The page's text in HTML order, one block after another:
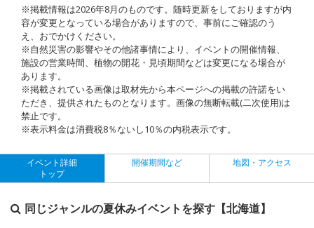
※掲載情報は2026年8月のものです。随時更新をしておりますが内
容が変更となっている場合がありますので、事前にご確認のう
え、おでかけください。
※自然災害の影響やその他諸事情により、イベントの開催情報、
施設の営業時間、植物の開花・見頃期間などは変更になる場合が
あります。
※掲載されている画像は取材先から本ページへの掲載の許諾をい
ただき、提供されたものとなります。画像の無断転載(二次使用)は
禁止です。
※表示料金は消費税8％ないし10％の内税表示です。
イベント詳細
トップ
開催期間など 地図・アクセス
同じジャンルの夏休みイベントを探す【北海道】